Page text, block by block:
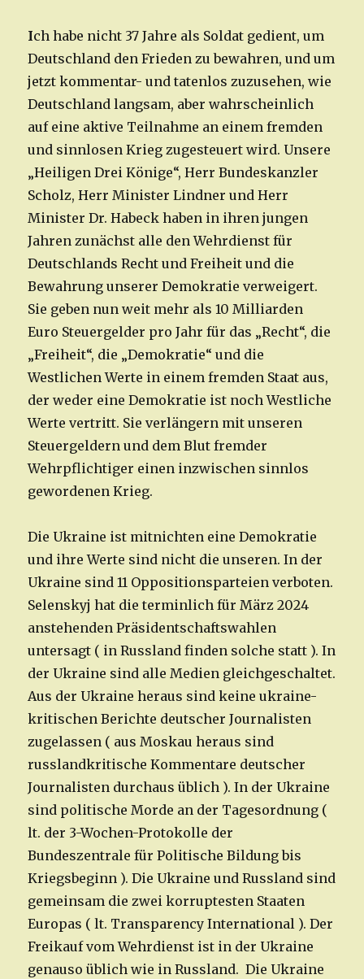
Ich habe nicht 37 Jahre als Soldat gedient, um
Deutschland den Frieden zu bewahren, und um
jetzt kommentar- und tatenlos zuzusehen, wie
Deutschland langsam, aber wahrscheinlich
auf eine aktive Teilnahme an einem fremden
und sinnlosen Krieg zugesteuert wird. Unsere
„Heiligen Drei Könige“, Herr Bundeskanzler
Scholz, Herr Minister Lindner und Herr
Minister Dr. Habeck haben in ihren jungen
Jahren zunächst alle den Wehrdienst für
Deutschlands Recht und Freiheit und die
Bewahrung unserer Demokratie verweigert.
Sie geben nun weit mehr als 10 Milliarden
Euro Steuergelder pro Jahr für das „Recht“, die
„Freiheit“, die „Demokratie“ und die
Westlichen Werte in einem fremden Staat aus,
der weder eine Demokratie ist noch Westliche
Werte vertritt. Sie verlängern mit unseren
Steuergeldern und dem Blut fremder
Wehrpflichtiger einen inzwischen sinnlos
gewordenen Krieg.
Die Ukraine ist mitnichten eine Demokratie
und ihre Werte sind nicht die unseren. In der
Ukraine sind 11 Oppositionsparteien verboten.
Selenskyj hat die terminlich für März 2024
anstehenden Präsidentschaftswahlen
untersagt ( in Russland finden solche statt ). In
der Ukraine sind alle Medien gleichgeschaltet.
Aus der Ukraine heraus sind keine ukraine-
kritischen Berichte deutscher Journalisten
zugelassen ( aus Moskau heraus sind
russlandkritische Kommentare deutscher
Journalisten durchaus üblich ). In der Ukraine
sind politische Morde an der Tagesordnung (
lt. der 3-Wochen-Protokolle der
Bundeszentrale für Politische Bildung bis
Kriegsbeginn ). Die Ukraine und Russland sind
gemeinsam die zwei korruptesten Staaten
Europas ( lt. Transparency International ). Der
Freikauf vom Wehrdienst ist in der Ukraine
genauso üblich wie in Russland. Die Ukraine